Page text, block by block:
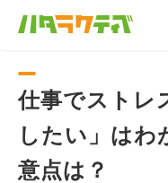
仕事でストレ
したい」はわ
意点は？